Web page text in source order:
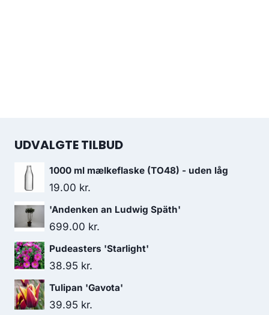
UDVALGTE TILBUD
1000 ml mælkeflaske (TO48) - uden låg
19.00 kr.
'Andenken an Ludwig Späth'
699.00 kr.
Pudeasters 'Starlight'
38.95 kr.
Tulipan 'Gavota'
39.95 kr.